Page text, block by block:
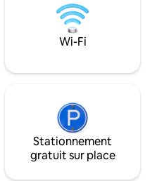
draps et
pas
partir.
l'océan Indien
pièces de la
parfaitement en
constante évolution.
prendre des
Wi-Fi
Stationnement
gratuit sur place